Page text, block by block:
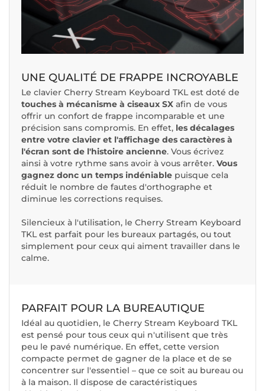
UNE QUALITÉ DE FRAPPE INCROYABLE
Le clavier Cherry Stream Keyboard TKL est doté de
touches à mécanisme à ciseaux SX afin de vous
offrir un confort de frappe incomparable et une
précision sans compromis. En effet, les décalages
entre votre clavier et l'affichage des caractères à
l'écran sont de l'histoire ancienne. Vous écrivez
ainsi à votre rythme sans avoir à vous arrêter. Vous
gagnez donc un temps indéniable puisque cela
réduit le nombre de fautes d'orthographe et
diminue les corrections requises.
Silencieux à l'utilisation, le Cherry Stream Keyboard
TKL est parfait pour les bureaux partagés, ou tout
simplement pour ceux qui aiment travailler dans le
calme.
PARFAIT POUR LA BUREAUTIQUE
Idéal au quotidien, le Cherry Stream Keyboard TKL
est pensé pour tous ceux qui n'utilisent que très
peu le pavé numérique. En effet, cette version
compacte permet de gagner de la place et de se
concentrer sur l'essentiel – que ce soit au bureau ou
à la maison. Il dispose de caractéristiques